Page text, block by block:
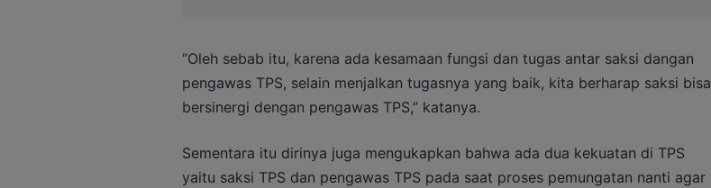
“Oleh sebab itu, karena ada kesamaan fungsi dan tugas antar saksi dangan
pengawas TPS, selain menjalkan tugasnya yang baik, kita berharap saksi bisa
bersinergi dengan pengawas TPS,” katanya.
Sementara itu dirinya juga mengukapkan bahwa ada dua kekuatan di TPS
yaitu saksi TPS dan pengawas TPS pada saat proses pemungatan nanti agar